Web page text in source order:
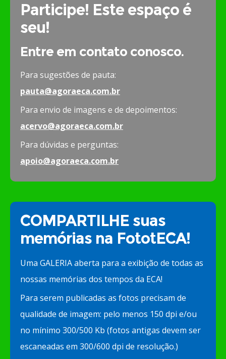
Participe! Este espaço é
seu!
Entre em contato conosco.
Para sugestões de pauta:
pauta@agoraeca.com.br
Para envio de imagens e de depoimentos:
acervo@agoraeca.com.br
Para dúvidas e perguntas:
apoio@agoraeca.com.br
COMPARTILHE suas
memórias na FototECA!
Uma GALERIA aberta para a exibição de todas as
nossas memórias dos tempos da ECA!
Para serem publicadas as fotos precisam de
qualidade de imagem: pelo menos 150 dpi e/ou
no mínimo 300/500 Kb (fotos antigas devem ser
escaneadas em 300/600 dpi de resolução.)